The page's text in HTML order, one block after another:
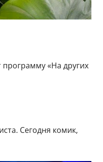
«На других
Сегодня комик,